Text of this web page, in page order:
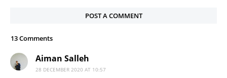
POST A COMMENT
13 Comments
Aiman Salleh
28 DECEMBER 2020 AT 10:57